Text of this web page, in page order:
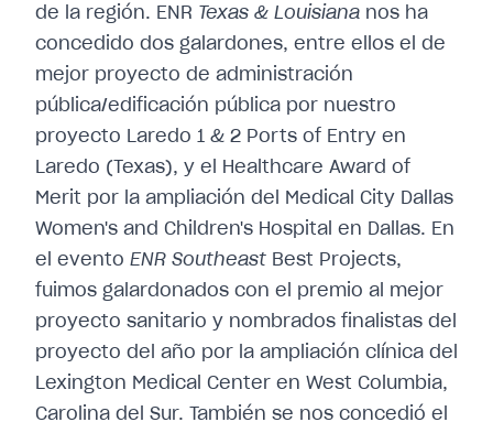
de la región. ENR Texas & Louisiana nos ha
concedido dos galardones, entre ellos el de
mejor proyecto de administración
pública/edificación pública por nuestro
proyecto Laredo 1 & 2 Ports of Entry en
Laredo (Texas), y el Healthcare Award of
Merit por la ampliación del Medical City Dallas
Women's and Children's Hospital en Dallas. En
el evento ENR Southeast Best Projects,
fuimos galardonados con el premio al mejor
proyecto sanitario y nombrados finalistas del
proyecto del año por la ampliación clínica del
Lexington Medical Center en West Columbia,
Carolina del Sur. También se nos concedió el